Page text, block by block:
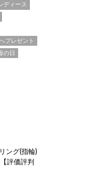
ディース
プレゼント
の日
ング(指輪)
評価評判